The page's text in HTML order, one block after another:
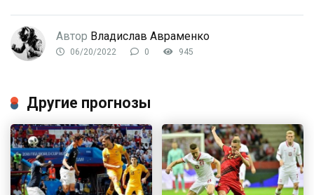
Автор Владислав Авраменко
06/20/2022 0 945
Другие прогнозы